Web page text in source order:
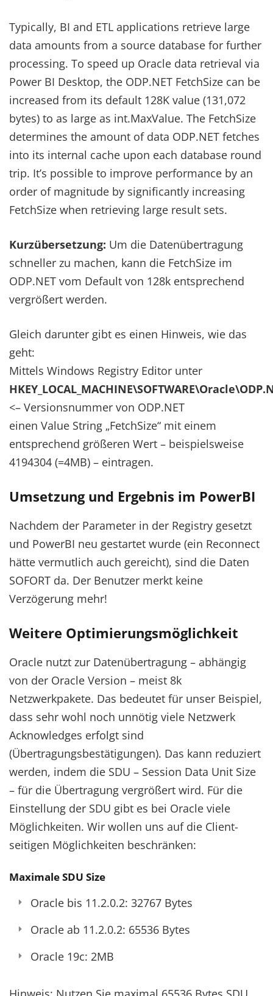
Typically, BI and ETL applications retrieve large
data amounts from a source database for further
processing. To speed up Oracle data retrieval via
Power BI Desktop, the ODP.NET FetchSize can be
increased from its default 128K value (131,072
bytes) to as large as int.MaxValue. The FetchSize
determines the amount of data ODP.NET fetches
into its internal cache upon each database round
trip. It’s possible to improve performance by an
order of magnitude by significantly increasing
FetchSize when retrieving large result sets.
Kurzübersetzung: Um die Datenübertragung
schneller zu machen, kann die FetchSize im
ODP.NET vom Default von 128k entsprechend
vergrößert werden.
Gleich darunter gibt es einen Hinweis, wie das
geht:
Mittels Windows Registry Editor unter
<– Versionsnummer von ODP.NET
einen Value String „FetchSize“ mit einem
entsprechend größeren Wert – beispielsweise
4194304 (=4MB) – eintragen.
Umsetzung und Ergebnis im PowerBI
Nachdem der Parameter in der Registry gesetzt
und PowerBI neu gestartet wurde (ein Reconnect
hätte vermutlich auch gereicht), sind die Daten
SOFORT da. Der Benutzer merkt keine
Verzögerung mehr!
Weitere Optimierungsmöglichkeit
Oracle nutzt zur Datenübertragung – abhängig
von der Oracle Version – meist 8k
Netzwerkpakete. Das bedeutet für unser Beispiel,
dass sehr wohl noch unnötig viele Netzwerk
Acknowledges erfolgt sind
(Übertragungsbestätigungen). Das kann reduziert
werden, indem die SDU – Session Data Unit Size
– für die Übertragung vergrößert wird. Für die
Einstellung der SDU gibt es bei Oracle viele
Möglichkeiten. Wir wollen uns auf die Client-
seitigen Möglichkeiten beschränken:
Maximale SDU Size
Oracle bis 11.2.0.2: 32767 Bytes
Oracle ab 11.2.0.2: 65536 Bytes
Oracle 19c: 2MB